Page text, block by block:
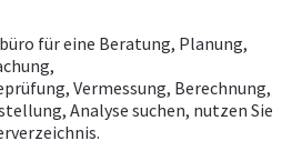
SERVICE
für eine Beratung, Planung,
Vermessung, Berechnung,
Analyse suchen, nutzen Sie